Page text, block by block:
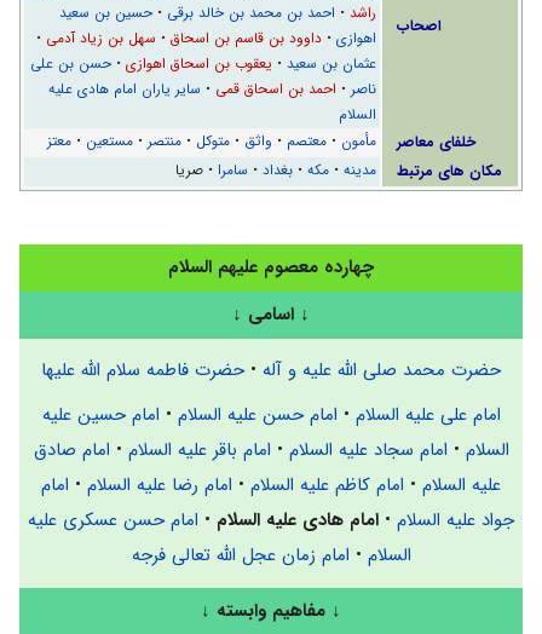
اصحاب
راشد • احمد بن محمد بن خالد برقی • حسین بن سعید
اهوازی• داوود بن قاسم بن اسحاق• سهل بن زیاد آدمی •
عثمان بن سعید • یعقوب بن اسحاق اهوازی• حسن بن علی
ناصر • احمد بن اسحاق قمی • سایر یاران امام هادی علیه
السلام
خلفای معاصر مأمون • معتصم • واثق • متوکل • منتصر • مستعین • معتز
مکان های مرتبط مدینه• مکه• بغداد• سامرا• صریا
چهارده معصوم علیهم السلام
↓ اسامی ↓
حضرت محمد صلی الله علیه و آله •حضرت فاطمه سلام الله علیها
امام علی علیه السلام • امام حسن علیه السلام • امام حسین علیه
السلام • امام سجاد علیه السلام • امام باقر علیه السلام • امام صادق
علیه السلام • امام کاظم علیه السلام • امام رضا علیه السلام • امام
جواد علیه السلام • امام هادی علیه السلام • امام حسن عسکری علیه
السلام • امام زمان عجل الله تعالی فرجه
↓ مفاهیم وابسته ↓